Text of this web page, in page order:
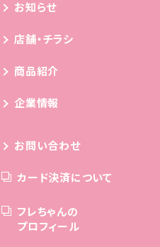
お知らせ
店舗・チラシ
商品紹介
企業情報
お問い合わせ
カード決済について
フレちゃんの
プロフィール